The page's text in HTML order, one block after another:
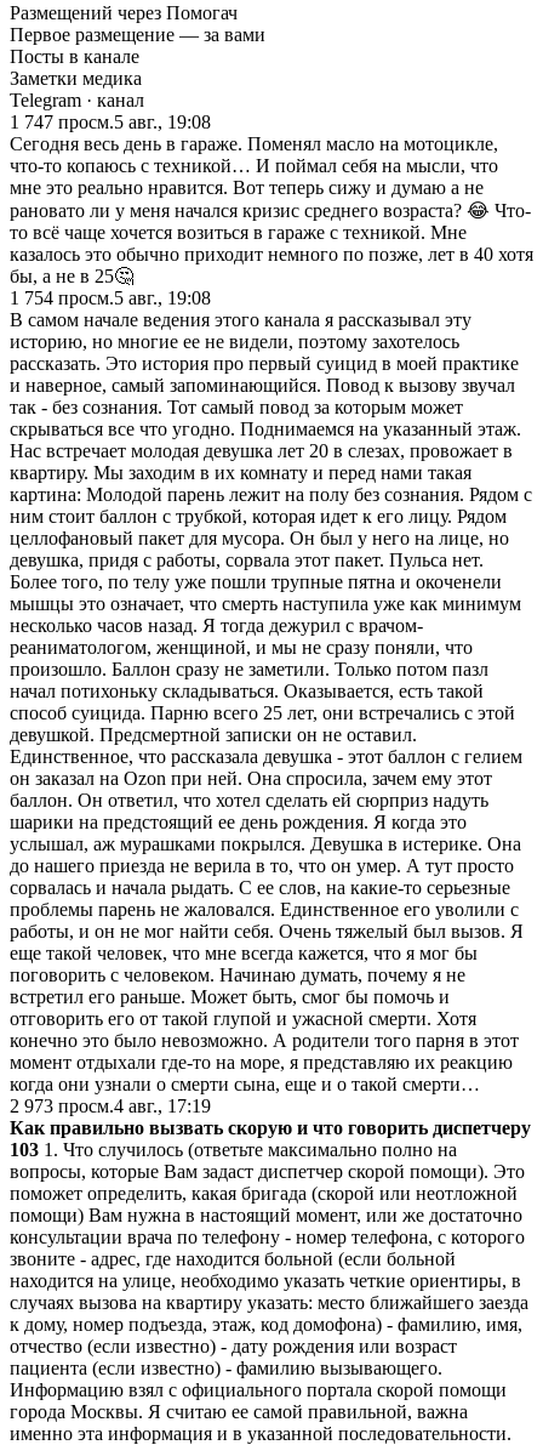
Размещений через Помогач
Первое размещение — за вами
Посты в канале
Заметки медика
Telegram · канал
1 747 просм.5 авг., 19:08
Сегодня весь день в гараже. Поменял масло на мотоцикле,
что-то копаюсь с техникой… И поймал себя на мысли, что
мне это реально нравится. Вот теперь сижу и думаю а не
рановато ли у меня начался кризис среднего возраста? 😂 Что-
то всё чаще хочется возиться в гараже с техникой. Мне
казалось это обычно приходит немного по позже, лет в 40 хотя
бы, а не в 25🤔
1 754 просм.5 авг., 19:08
В самом начале ведения этого канала я рассказывал эту
историю, но многие ее не видели, поэтому захотелось
рассказать. Это история про первый суицид в моей практике
и наверное, самый запоминающийся. Повод к вызову звучал
так - без сознания. Тот самый повод за которым может
скрываться все что угодно. Поднимаемся на указанный этаж.
Нас встречает молодая девушка лет 20 в слезах, провожает в
квартиру. Мы заходим в их комнату и перед нами такая
картина: Молодой парень лежит на полу без сознания. Рядом с
ним стоит баллон с трубкой, которая идет к его лицу. Рядом
целлофановый пакет для мусора. Он был у него на лице, но
девушка, придя с работы, сорвала этот пакет. Пульса нет.
Более того, по телу уже пошли трупные пятна и окоченели
мышцы это означает, что смерть наступила уже как минимум
несколько часов назад. Я тогда дежурил с врачом-
реаниматологом, женщиной, и мы не сразу поняли, что
произошло. Баллон сразу не заметили. Только потом пазл
начал потихоньку складываться. Оказывается, есть такой
способ суицида. Парню всего 25 лет, они встречались с этой
девушкой. Предсмертной записки он не оставил.
Единственное, что рассказала девушка - этот баллон с гелием
он заказал на Ozon при ней. Она спросила, зачем ему этот
баллон. Он ответил, что хотел сделать ей сюрприз надуть
шарики на предстоящий ее день рождения. Я когда это
услышал, аж мурашками покрылся. Девушка в истерике. Она
до нашего приезда не верила в то, что он умер. А тут просто
сорвалась и начала рыдать. С ее слов, на какие-то серьезные
проблемы парень не жаловался. Единственное его уволили с
работы, и он не мог найти себя. Очень тяжелый был вызов. Я
еще такой человек, что мне всегда кажется, что я мог бы
поговорить с человеком. Начинаю думать, почему я не
встретил его раньше. Может быть, смог бы помочь и
отговорить его от такой глупой и ужасной смерти. Хотя
конечно это было невозможно. А родители того парня в этот
момент отдыхали где-то на море, я представляю их реакцию
когда они узнали о смерти сына, еще и о такой смерти…
2 973 просм.4 авг., 17:19
Как правильно вызвать скорую и что говорить диспетчеру
103 1. Что случилось (ответьте максимально полно на
вопросы, которые Вам задаст диспетчер скорой помощи). Это
поможет определить, какая бригада (скорой или неотложной
помощи) Вам нужна в настоящий момент, или же достаточно
консультации врача по телефону - номер телефона, с которого
звоните - адрес, где находится больной (если больной
находится на улице, необходимо указать четкие ориентиры, в
случаях вызова на квартиру указать: место ближайшего заезда
к дому, номер подъезда, этаж, код домофона) - фамилию, имя,
отчество (если известно) - дату рождения или возраст
пациента (если известно) - фамилию вызывающего.
Информацию взял с официального портала скорой помощи
города Москвы. Я считаю ее самой правильной, важна
именно эта информация и в указанной последовательности.